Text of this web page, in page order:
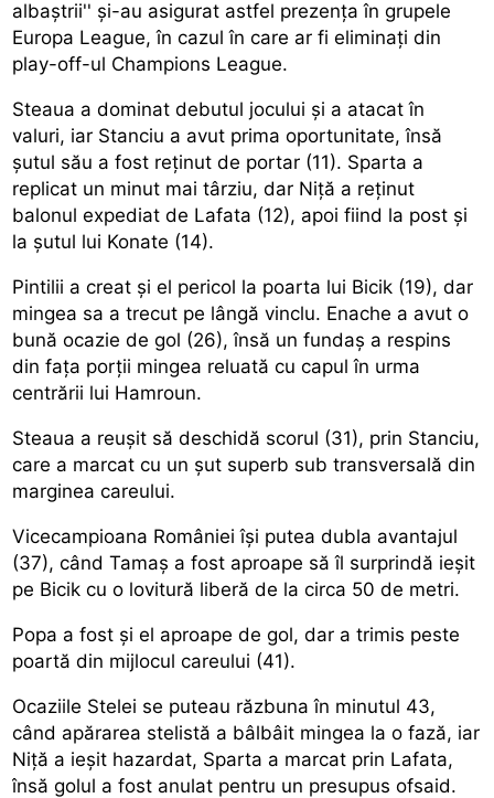
albaștrii'' și-au asigurat astfel prezența în grupele
Europa League, în cazul în care ar fi eliminați din
play-off-ul Champions League.
Steaua a dominat debutul jocului și a atacat în
valuri, iar Stanciu a avut prima oportunitate, însă
șutul său a fost reținut de portar (11). Sparta a
replicat un minut mai târziu, dar Niță a reținut
balonul expediat de Lafata (12), apoi fiind la post și
la șutul lui Konate (14).
Pintilii a creat și el pericol la poarta lui Bicik (19), dar
mingea sa a trecut pe lângă vinclu. Enache a avut o
bună ocazie de gol (26), însă un fundaș a respins
din fața porții mingea reluată cu capul în urma
centrării lui Hamroun.
Steaua a reușit să deschidă scorul (31), prin Stanciu,
care a marcat cu un șut superb sub transversală din
marginea careului.
Vicecampioana României își putea dubla avantajul
(37), când Tamaș a fost aproape să îl surprindă ieșit
pe Bicik cu o lovitură liberă de la circa 50 de metri.
Popa a fost și el aproape de gol, dar a trimis peste
poartă din mijlocul careului (41).
Ocaziile Stelei se puteau răzbuna în minutul 43,
când apărarea stelistă a bâlbâit mingea la o fază, iar
Niță a ieșit hazardat, Sparta a marcat prin Lafata,
însă golul a fost anulat pentru un presupus ofsaid.